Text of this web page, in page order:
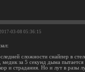
2017-03-08 05:36:15
сложности снайпер в
медик за 5 секунд дыма пытается
и страдания. Но и лут в разы